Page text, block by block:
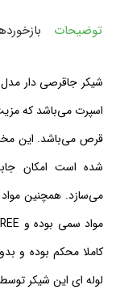
توضیحات
شیکر جاقرصی دار مدل BPI ظرفیت ۰٫6 لیتر
قرص می‌باشد. این
شده است امکان
می‌سازد. همچنین
کاملا محکم بوده و
لوله ای این شیکر